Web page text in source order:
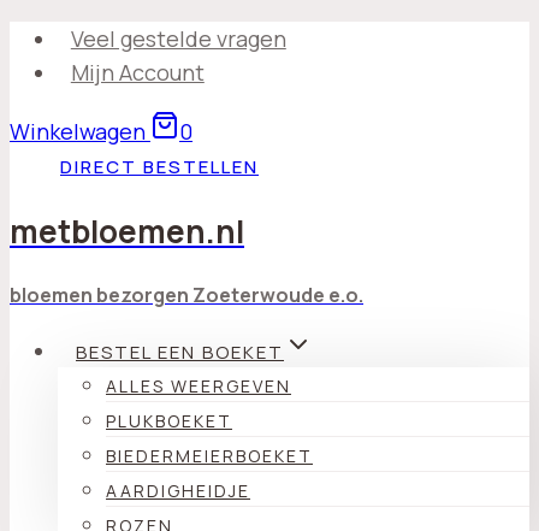
Doorgaan
naar
Veel gestelde vragen
Mijn Account
Winkelwagen 0
DIRECT BESTELLEN
metbloemen.nl
bloemen bezorgen Zoeterwoude e.o.
BESTEL EEN BOEKET
ALLES WEERGEVEN
PLUKBOEKET
BIEDERMEIERBOEKET
AARDIGHEIDJE
ROZEN